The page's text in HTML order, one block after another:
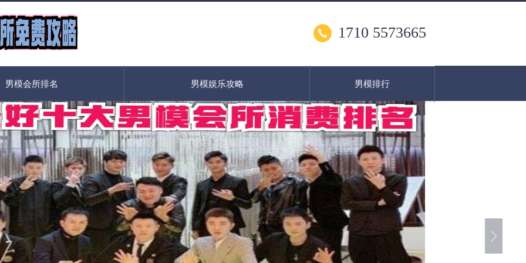
1710 5573665
男模会所排名 男模娱乐攻略 男模排行